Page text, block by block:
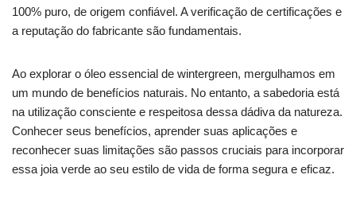
100% puro, de origem confiável. A verificação de certificações e
a reputação do fabricante são fundamentais.
Ao explorar o óleo essencial de wintergreen, mergulhamos em
um mundo de benefícios naturais. No entanto, a sabedoria está
na utilização consciente e respeitosa dessa dádiva da natureza.
Conhecer seus benefícios, aprender suas aplicações e
reconhecer suas limitações são passos cruciais para incorporar
essa joia verde ao seu estilo de vida de forma segura e eficaz.